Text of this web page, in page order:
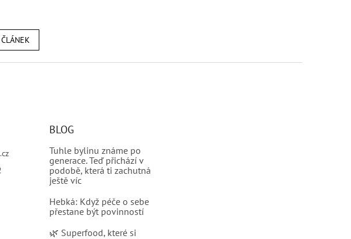
BLOG
Tuhle bylinu známe po
generace. Teď přichází v
podobě, která ti zachutná
ještě víc
Hebká: Když péče o sebe
přestane být povinností
🌿 Superfood, které si